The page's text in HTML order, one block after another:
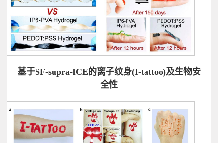
基于SF-supra-ICE的离子纹身(I-tattoo)及生物安
全性